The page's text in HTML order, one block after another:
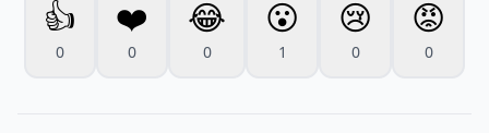
👍
0
❤️
0
😂
0
😮
1
😢
0
😡
0